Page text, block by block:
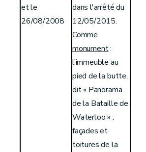
et le
26/08/2008
dans l'arrêté du
12/05/2015.
Comme
monument:
l’immeuble au
pied de la butte,
dit « Panorama
de la Bataille de
Waterloo » :
façades et
toitures de la